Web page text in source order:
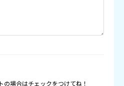
場合はチェックをつけてね！